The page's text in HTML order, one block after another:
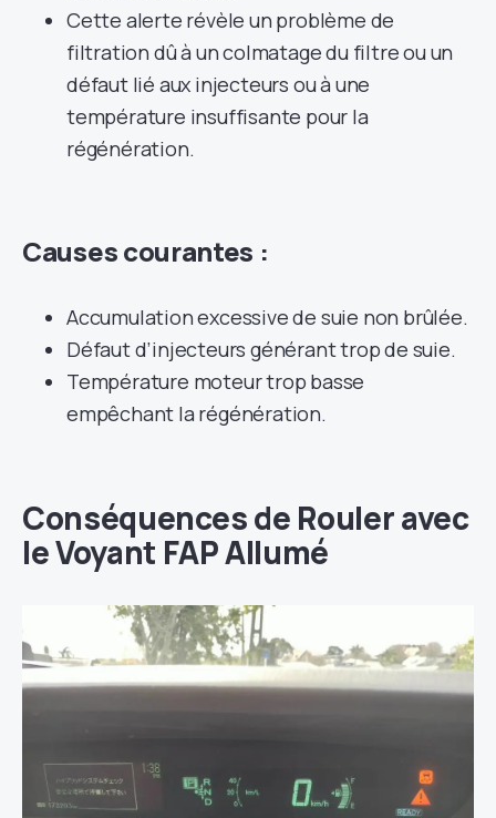
Cette alerte révèle un problème de
filtration dû à un colmatage du filtre ou un
défaut lié aux injecteurs ou à une
température insuffisante pour la
régénération.
Causes courantes :
Accumulation excessive de suie non brûlée.
Défaut d’injecteurs générant trop de suie.
Température moteur trop basse
empêchant la régénération.
Conséquences de Rouler avec
le Voyant FAP Allumé